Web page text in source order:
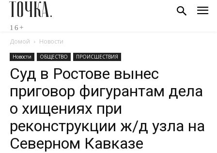
ТОЧКА.
16+
Домой Новости
Новости ОБЩЕСТВО ПРОИСШЕСТВИЯ
Суд в Ростове вынес
приговор фигурантам дела
о хищениях при
реконструкции ж/д узла на
Северном Кавказе